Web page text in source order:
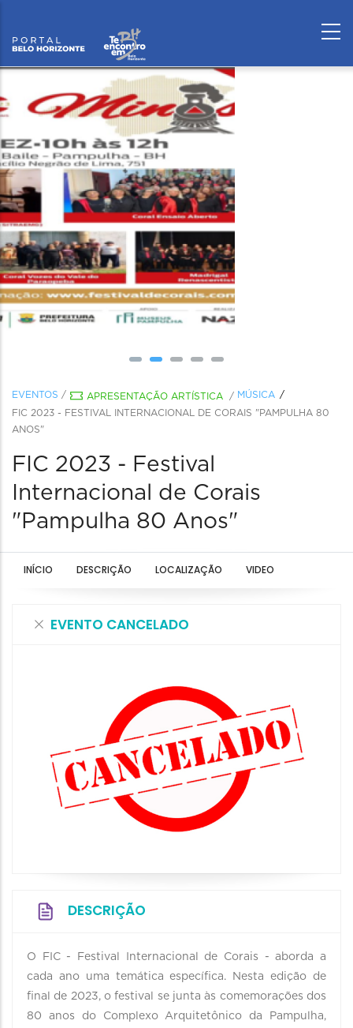
EVENTOS / APRESENTAÇÃO ARTÍSTICA / MÚSICA
FIC 2023 - FESTIVAL INTERNACIONAL DE CORAIS "PAMPULHA 80
ANOS"
FIC 2023 - Festival
Internacional de Corais
"Pampulha 80 Anos"
INÍCIO DESCRIÇÃO LOCALIZAÇÃO VIDEO
EVENTO CANCELADO
DESCRIÇÃO
O FIC - Festival Internacional de Corais - aborda a
cada ano uma temática específica. Nesta edição de
final de 2023, o festival se junta às comemorações dos
80 anos do Complexo Arquitetônico da Pampulha,